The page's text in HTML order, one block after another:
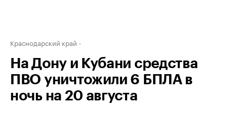
Краснодарский край
На Дону и Кубани средства
ПВО уничтожили 6 БПЛА в
ночь на 20 августа